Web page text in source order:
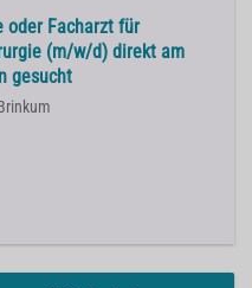
oder Facharzt für
(m/w/d) direkt am
gesucht